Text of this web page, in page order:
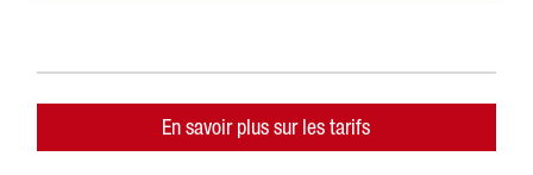
En savoir plus sur les tarifs